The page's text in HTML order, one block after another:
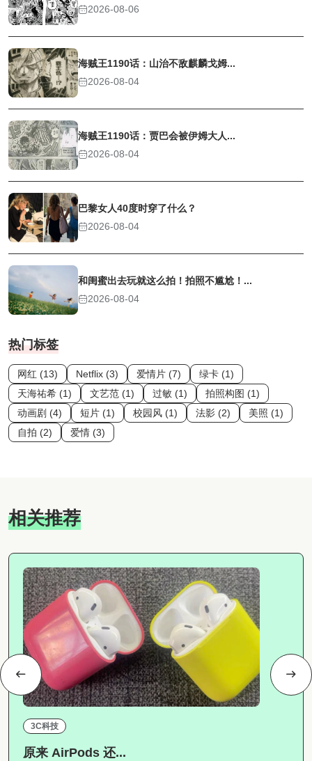
2026-08-06
海贼王1190话：山治不敌麒麟戈姆...
2026-08-04
海贼王1190话：贾巴会被伊姆大人...
2026-08-04
巴黎女人40度时穿了什么？
2026-08-04
和闺蜜出去玩就这么拍！拍照不尴尬！...
2026-08-04
热门标签
网红 (13) Netflix (3) 爱情片 (7)
绿卡 (1)
天海祐希 (1)
文艺范 (1) 过敏 (1)
拍照构图 (1)
动画剧 (4)
短片 (1) 校园风 (1) 法影 (2)
美照 (1)
自拍 (2)
爱情 (3)
相关推荐
3C科技
原来 AirPods 还...